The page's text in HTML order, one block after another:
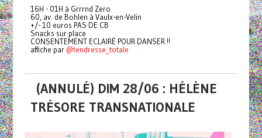
16H - 01H à Grrrnd Zero
60, av. de Bohlen à Vaulx-en-Velin
+/- 10 euros PAS DE CB
Snacks sur place
CONSENTEMENT ECLAIRÉ POUR DANSER !!
affiche par @tendresse_totale
(ANNULÉ) DIM 28/06 : HÉLÈNE
TRÉSORE TRANSNATIONALE